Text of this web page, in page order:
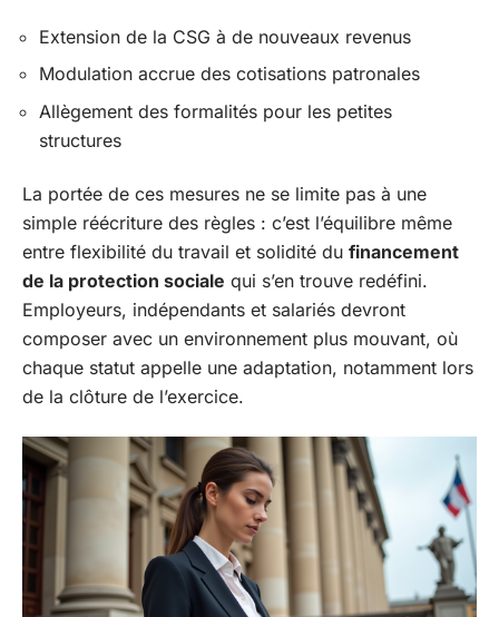
Extension de la CSG à de nouveaux revenus
Modulation accrue des cotisations patronales
Allègement des formalités pour les petites
structures
La portée de ces mesures ne se limite pas à une
simple réécriture des règles : c’est l’équilibre même
entre flexibilité du travail et solidité du financement
de la protection sociale qui s’en trouve redéfini.
Employeurs, indépendants et salariés devront
composer avec un environnement plus mouvant, où
chaque statut appelle une adaptation, notamment lors
de la clôture de l’exercice.